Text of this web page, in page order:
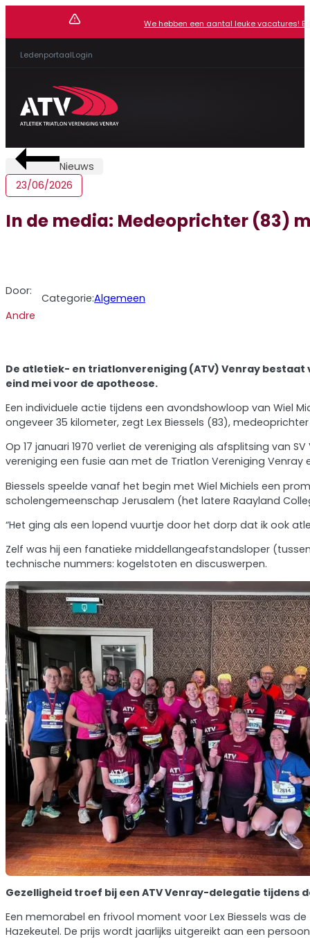
We hebben een aantal leuke vacatures!
LedenportaalLogin
Nieuws
23/06/2026
In de media: Medeoprichter (83)
Door:
Andre
Categorie:Algemeen
De atletiek- en triatlonvereniging (ATV) Venray
eind mei voor de apotheose.
Een individuele actie tijdens een avondshowloop van Wiel
ongeveer 35 kilometer, zegt Lex Biessels (83),
Op 17 januari 1970 verliet de vereniging als afsplitsing van
vereniging een fusie aan met de Triatlon Vereniging Venray
Biessels speelde vanaf het begin met Wiel Michiels een
scholengemeenschap Jerusalem (het latere Raayland
“Het ging als een lopend vuurtje door het dorp dat ik ook
Zelf was hij een fanatieke middellangeafstandsloper
technische nummers: kogelstoten en discuswerpen.
Gezelligheid troef bij een ATV Venray-delegatie tijdens
Een memorabel en frivool moment voor Lex Biessels was
Hazekeutel. De prijs wordt jaarlijks uitgereikt aan een